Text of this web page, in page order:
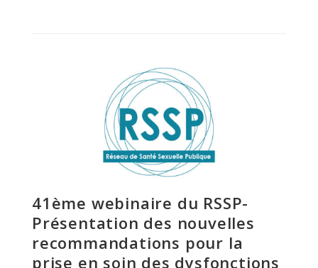
41ème webinaire du RSSP-
Présentation des nouvelles
recommandations pour la
prise en soin des dysfonctions